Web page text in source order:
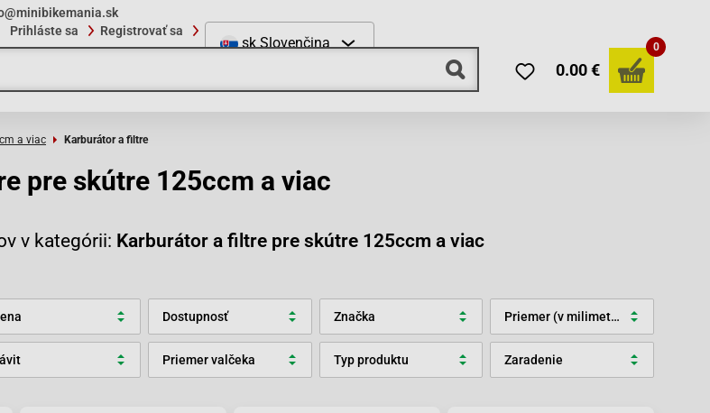
Prihláste sa Registrovať sa
sk Slovenčina
0.00 €
0
a viac Karburátor a filtre
pre skútre 125ccm a viac
v kategórii: Karburátor a filtre pre skútre 125ccm a viac
Dostupnosť Značka Priemer (v milimetroch)
Priemer valčeka Typ produktu Zaradenie